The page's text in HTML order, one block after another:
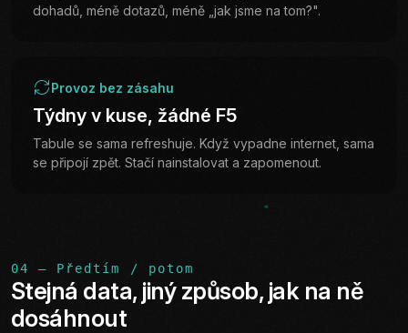
dohadů, méně dotazů, méně „jak jsme na tom?".
Provoz bez zásahu
Týdny v kuse, žádné F5
Tabule se sama refreshuje. Když vypadne internet, sama
se připojí zpět. Stačí nainstalovat a zapomenout.
04 — Předtím / potom
Stejná data, jiný způsob, jak na ně
dosáhnout